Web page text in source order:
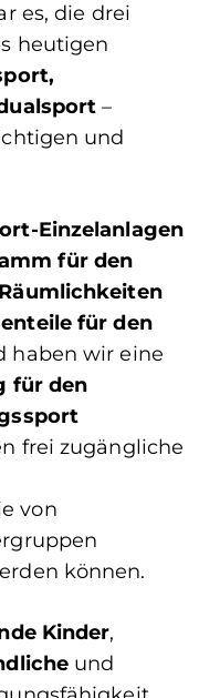
es, die drei
heutigen
–
und
Einzelanlagen
für den
Räumlichkeiten
für den
haben wir eine
für den
frei zugängliche
von
können.
Kinder,
und